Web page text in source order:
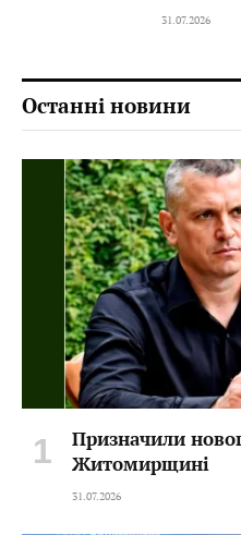
31.07.2026
Останні новини
Призначили
Житомирщині
31.07.2026